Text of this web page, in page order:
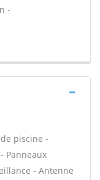
-
piscine -
Panneaux
- Antenne